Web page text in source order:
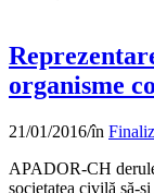
organisme
21/01/2016/în
APADOR-CH
societatea civilă să-